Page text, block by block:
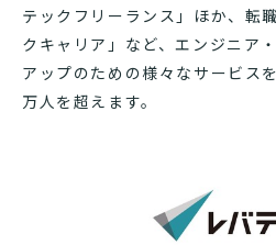
テックフリーランス」ほか、転
クキャリア」など、エンジニア
アップのための様々なサービス
万人を超えます。